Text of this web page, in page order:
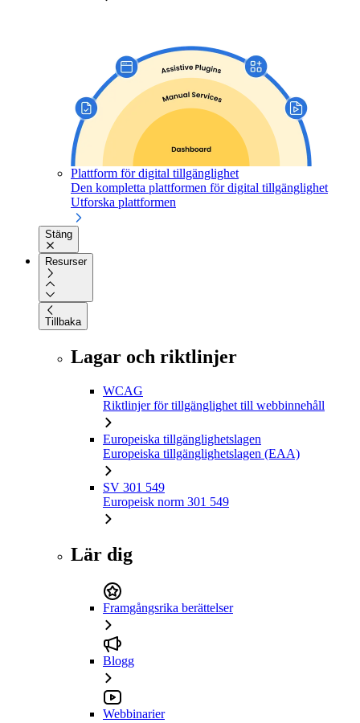
Plattform för digital tillgänglighet
Den kompletta plattformen för digital tillgänglighet
Utforska plattformen
Stäng
Resurser
Tillbaka
Lagar och riktlinjer
WCAG
Riktlinjer för tillgänglighet till webbinnehåll
Europeiska tillgänglighetslagen
Europeiska tillgänglighetslagen (EAA)
SV 301 549
Europeisk norm 301 549
Lär dig
Framgångsrika berättelser
Blogg
Webbinarier